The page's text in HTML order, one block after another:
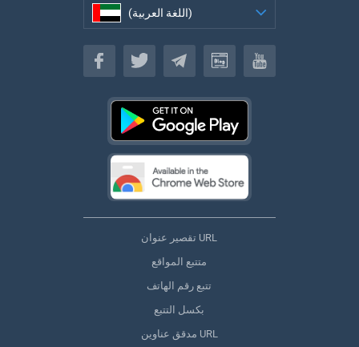
(اللغة العربية)
(اللغة العربية)
تقصير عنوان URL
متتبع المواقع
تتبع رقم الهاتف
بكسل التتبع
مدقق عناوين URL